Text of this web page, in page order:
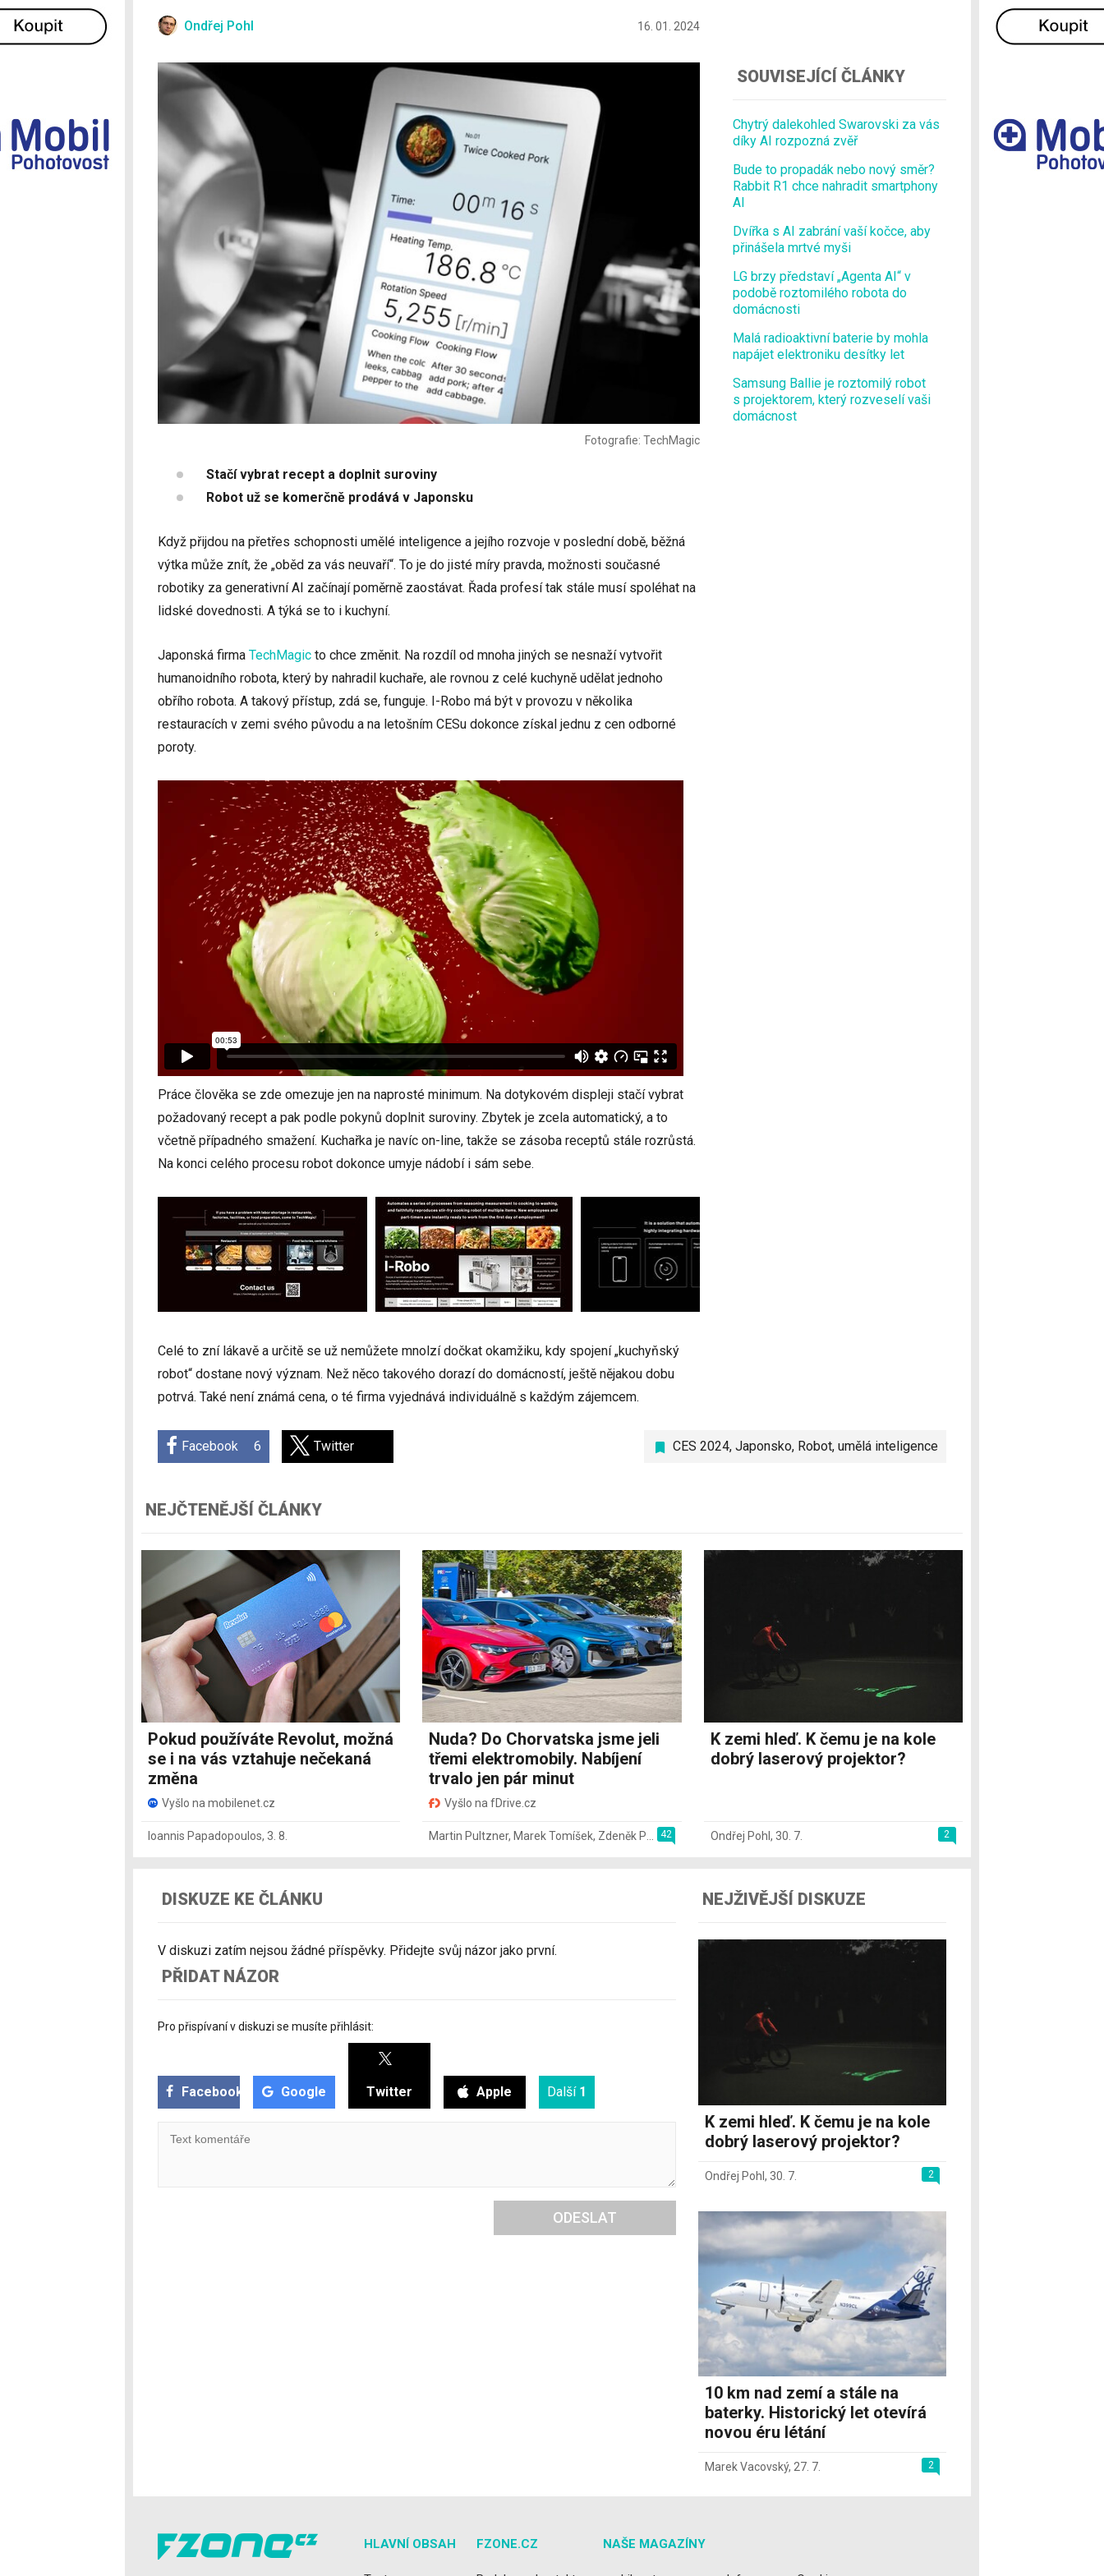
Ondřej Pohl 16. 01. 2024
Fotografie: TechMagic
Stačí vybrat recept a doplnit suroviny
Robot už se komerčně prodává v Japonsku
Když přijdou na přetřes schopnosti umělé inteligence a jejího rozvoje v poslední době, běžná
výtka může znít, že „oběd za vás neuvaří“. To je do jisté míry pravda, možnosti současné
robotiky za generativní AI začínají poměrně zaostávat. Řada profesí tak stále musí spoléhat na
lidské dovednosti. A týká se to i kuchyní.
Japonská firma TechMagic to chce změnit. Na rozdíl od mnoha jiných se nesnaží vytvořit
humanoidního robota, který by nahradil kuchaře, ale rovnou z celé kuchyně udělat jednoho
obřího robota. A takový přístup, zdá se, funguje. I-Robo má být v provozu v několika
restauracích v zemi svého původu a na letošním CESu dokonce získal jednu z cen odborné
poroty.
Práce člověka se zde omezuje jen na naprosté minimum. Na dotykovém displeji stačí vybrat
požadovaný recept a pak podle pokynů doplnit suroviny. Zbytek je zcela automatický, a to
včetně případného smažení. Kuchařka je navíc on-line, takže se zásoba receptů stále rozrůstá.
Na konci celého procesu robot dokonce umyje nádobí i sám sebe.
Celé to zní lákavě a určitě se už nemůžete mnolzí dočkat okamžiku, kdy spojení „kuchyňský
robot“ dostane nový význam. Než něco takového dorazí do domácností, ještě nějakou dobu
potrvá. Také není známá cena, o té firma vyjednává individuálně s každým zájemcem.
CES 2024, Japonsko, Robot, umělá inteligence
Facebook 6 Twitter
SOUVISEJÍCÍ ČLÁNKY
Chytrý dalekohled Swarovski za vás
díky AI rozpozná zvěř
Bude to propadák nebo nový směr?
Rabbit R1 chce nahradit smartphony
AI
Dvířka s AI zabrání vaší kočce, aby
přinášela mrtvé myši
LG brzy představí „Agenta AI“ v
podobě roztomilého robota do
domácnosti
Malá radioaktivní baterie by mohla
napájet elektroniku desítky let
Samsung Ballie je roztomilý robot
s projektorem, který rozveselí vaši
domácnost
NEJČTENĚJŠÍ ČLÁNKY
Pokud používáte Revolut, možná
se i na vás vztahuje nečekaná
změna
Vyšlo na mobilenet.cz
Ioannis Papadopoulos, 3. 8.
Nuda? Do Chorvatska jsme jeli
třemi elektromobily. Nabíjení
trvalo jen pár minut
Vyšlo na fDrive.cz
42
Martin Pultzner, Marek Tomíšek, Zdeněk Pečený
K zemi hleď. K čemu je na kole
dobrý laserový projektor?
2
Ondřej Pohl , 30. 7.
DISKUZE KE ČLÁNKU
V diskuzi zatím nejsou žádné příspěvky. Přidejte svůj názor jako první.
PŘIDAT NÁZOR
Pro přispívaní v diskuzi se musíte přihlásit:
Facebook Google Twitter Apple Další 1
ODESLAT
NEJŽIVĚJŠÍ DISKUZE
K zemi hleď. K čemu je na kole
dobrý laserový projektor?
2
Ondřej Pohl, 30. 7.
10 km nad zemí a stále na
baterky. Historický let otevírá
novou éru létání
2
Marek Vacovský, 27. 7.
HLAVNÍ OBSAH FZONE.CZ NAŠE MAGAZÍNY